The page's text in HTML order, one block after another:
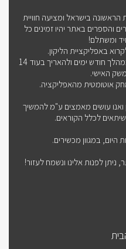
בישראל ומציעה חוויית
והספרים באתר יהיו זמינים כל
ומשתלם!
באפליקציית הליקון.
מרגע שכירת הספר, ניתן לקרוא אותו במהלך חודש ימים ולהאריך בעוד 14
האישי.
אוטומטית מהאפליקציה.
עושים מאמצים ע"מ להמשיך
לכלל הקוראים.
היום, במגוון מכשירים.
לפנות אלינו ונשמח לעזור!